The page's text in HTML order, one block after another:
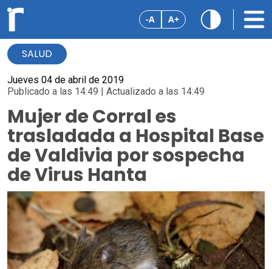
-A A+
SALUD
Jueves 04 de abril de 2019
Publicado a las 14:49 | Actualizado a las 14:49
Mujer de Corral es
trasladada a Hospital Base
de Valdivia por sospecha
de Virus Hanta